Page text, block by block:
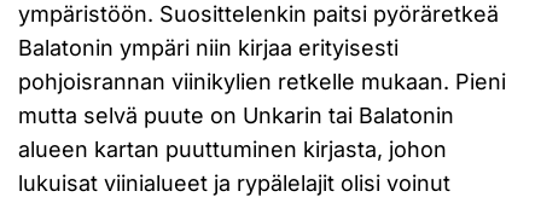
ympäristöön. Suosittelenkin paitsi pyöräretkeä
Balatonin ympäri niin kirjaa erityisesti
pohjoisrannan viinikylien retkelle mukaan. Pieni
mutta selvä puute on Unkarin tai Balatonin
alueen kartan puuttuminen kirjasta, johon
lukuisat viinialueet ja rypälelajit olisi voinut